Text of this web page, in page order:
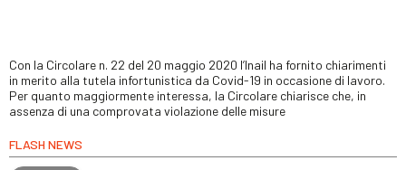
Con la Circolare n. 22 del 20 maggio 2020 l’Inail ha fornito chiarimenti
in merito alla tutela infortunistica da Covid-19 in occasione di lavoro.
Per quanto maggiormente interessa, la Circolare chiarisce che, in
assenza di una comprovata violazione delle misure
FLASH NEWS